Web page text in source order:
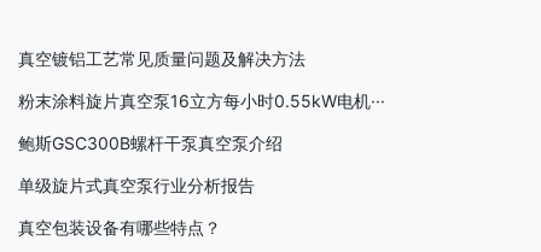
真空镀铝工艺常见质量问题及解决方法
粉末涂料旋片真空泵16立方每小时0.55kW电机···
鲍斯GSC300B螺杆干泵真空泵介绍
单级旋片式真空泵行业分析报告
真空包装设备有哪些特点？